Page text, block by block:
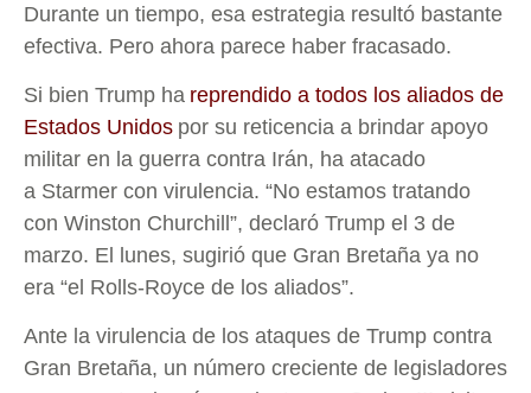
Durante un tiempo, esa estrategia resultó bastante
efectiva. Pero ahora parece haber fracasado.
Si bien Trump ha reprendido a todos los aliados de
Estados Unidos por su reticencia a brindar apoyo
militar en la guerra contra Irán, ha atacado
a Starmer con virulencia. “No estamos tratando
con Winston Churchill”, declaró Trump el 3 de
marzo. El lunes, sugirió que Gran Bretaña ya no
era “el Rolls-Royce de los aliados”.
Ante la virulencia de los ataques de Trump contra
Gran Bretaña, un número creciente de legisladores